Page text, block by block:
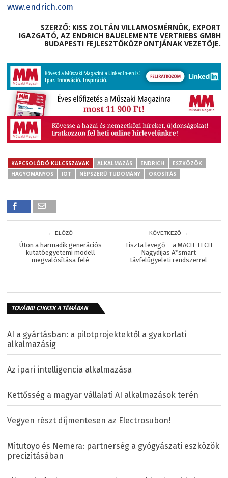
www.endrich.com
SZERZŐ: KISS ZOLTÁN VILLAMOSMÉRNÖK, EXPORT
IGAZGATÓ, AZ ENDRICH BAUELEMENTE VERTRIEBS GMBH
BUDAPESTI FEJLESZTŐKÖZPONTJÁNAK VEZETŐJE.
KAPCSOLÓDÓ KULCSSZAVAK ALKALMAZÁS ENDRICH
ESZKÖZÖK
HAGYOMÁNYOS
IOT NÉPSZERŰ TUDOMÁNY OKOSÍTÁS
← ELŐZŐ
Úton a harmadik generációs
kutatóegyetemi modell
megvalósítása felé
KÖVETKEZŐ →
Tiszta levegő – a MACH-TECH
Nagydíjas A*smart
távfelügyeleti rendszerrel
TOVÁBBI CIKKEK A TÉMÁBAN
AI a gyártásban: a pilotprojektektől a gyakorlati
alkalmazásig
Az ipari intelligencia alkalmazása
Kettősség a magyar vállalati AI alkalmazások terén
Vegyen részt díjmentesen az Electrosubon!
Mitutoyo és Nemera: partnerség a gyógyászati eszközök
precizitásában